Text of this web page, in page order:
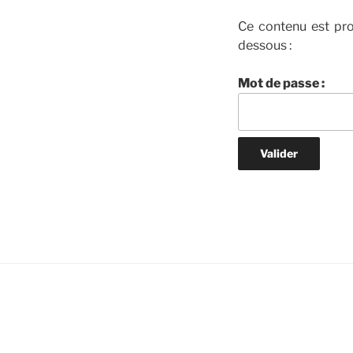
Ce contenu est
dessous :
Mot de passe :